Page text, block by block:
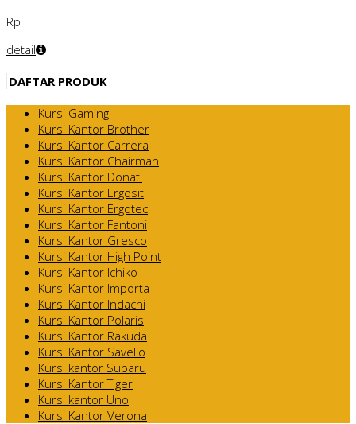
Rp
detail
DAFTAR PRODUK
Kursi Gaming
Kursi Kantor Brother
Kursi Kantor Carrera
Kursi Kantor Chairman
Kursi Kantor Donati
Kursi Kantor Ergosit
Kursi Kantor Ergotec
Kursi Kantor Fantoni
Kursi Kantor Gresco
Kursi Kantor High Point
Kursi Kantor Ichiko
Kursi Kantor Importa
Kursi Kantor Indachi
Kursi Kantor Polaris
Kursi Kantor Rakuda
Kursi Kantor Savello
Kursi kantor Subaru
Kursi Kantor Tiger
Kursi kantor Uno
Kursi Kantor Verona